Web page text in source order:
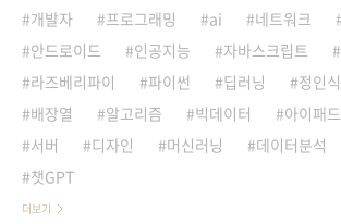
개발자
프로그래밍 ai 네트워크
안드로이드
인공지능 자바스크립트
라즈베리파이
파이썬 딥러닝 정인식
배장열
알고리즘 빅데이터 아이패드
서버
디자인 머신러닝 데이터분석
챗GPT
더보기